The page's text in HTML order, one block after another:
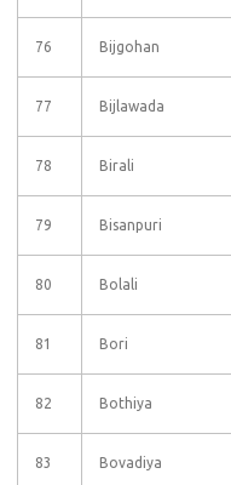
76 Bijgohan
77 Bijlawada
78 Birali
79 Bisanpuri
80 Bolali
81 Bori
82 Bothiya
83 Bovadiya